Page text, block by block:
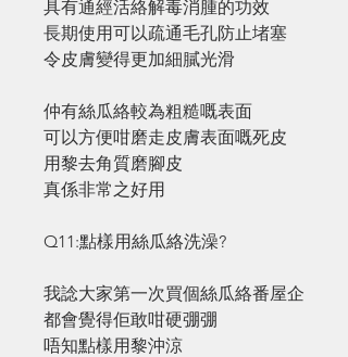
具有通經活絡解毒消腫的功效
長期使用可以疏通毛孔防止堵塞
令皮膚變得更加細膩光滑
仲有絲瓜絡較為粗糙嘅表面
可以方便咁磨走皮膚表面嘅死皮
用黎去角質磨腳皮
真係非常之好用
Q11:點樣用絲瓜絡洗澡?
我諗大家第一次買個絲瓜絡番屋企
都會覺得佢敢咁硬弸弸
唔知點樣用黎沖涼